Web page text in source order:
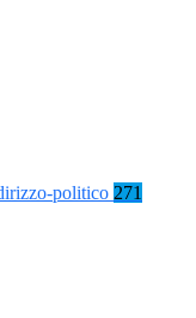
politico 271